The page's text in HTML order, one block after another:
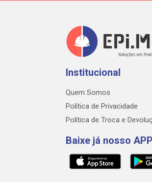
Institucional
Quem Somos
Política de Privacidade
Política de Troca e
Baixe já nosso APP